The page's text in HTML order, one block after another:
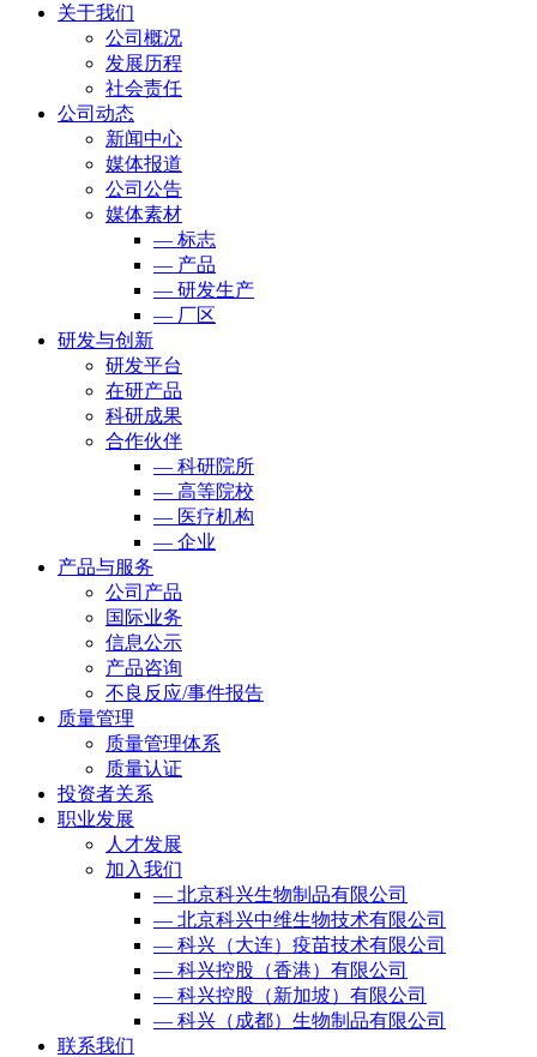
关于我们
公司概况
发展历程
社会责任
公司动态
新闻中心
媒体报道
公司公告
媒体素材
— 标志
— 产品
— 研发生产
— 厂区
研发与创新
研发平台
在研产品
科研成果
合作伙伴
— 科研院所
— 高等院校
— 医疗机构
— 企业
产品与服务
公司产品
国际业务
信息公示
产品咨询
不良反应/事件报告
质量管理
质量管理体系
质量认证
投资者关系
职业发展
人才发展
加入我们
— 北京科兴生物制品有限公司
— 北京科兴中维生物技术有限公司
— 科兴（大连）疫苗技术有限公司
— 科兴控股（香港）有限公司
— 科兴控股（新加坡）有限公司
— 科兴（成都）生物制品有限公司
联系我们